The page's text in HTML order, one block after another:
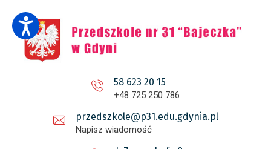
58 623 20 15
+48 725 250 786
przedszkole@p31.edu.gdynia.pl
Napisz wiadomość